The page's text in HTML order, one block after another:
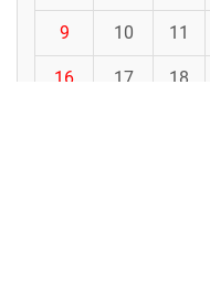
9 10 11
16 17 18